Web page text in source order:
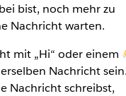
bist, noch mehr zu
Nachricht warten.
mit „Hi“ oder einem
Nachricht sein.
Nachricht schreibst,